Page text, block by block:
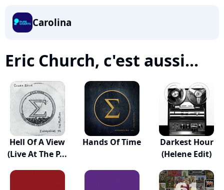
Carolina
Eric Church, c'est aussi...
Hell Of A View
(Live At The P...
Hands Of Time
Darkest Hour
(Helene Edit)